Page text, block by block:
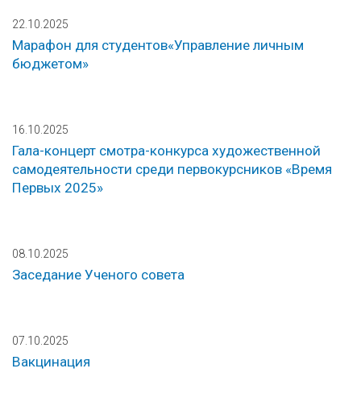
22.10.2025
Марафон для студентов«Управление личным
бюджетом»
16.10.2025
Гала-концерт смотра-конкурса художественной
самодеятельности среди первокурсников «Время
Первых 2025»
08.10.2025
Заседание Ученого совета
07.10.2025
Вакцинация